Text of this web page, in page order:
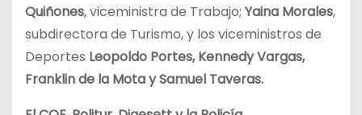
Quiñones, viceministra de Trabajo; Yaina Morales,
subdirectora de Turismo, y los viceministros de
Deportes Leopoldo Portes, Kennedy Vargas,
Franklin de la Mota y Samuel Taveras.